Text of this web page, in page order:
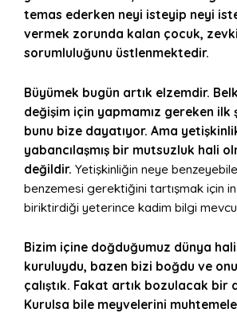
temas ederken neyi isteyip neyi
vermek zorunda kalan çocuk,
sorumluluğunu üstlenmektedir.
Büyümek bugün artık elzemdir.
değişim için yapmamız gereken ilk
bunu bize dayatıyor. Ama
yabancılaşmış bir mutsuzluk hali
değildir. Yetişkinliğin neye
benzemesi gerektiğini tartışmak için
biriktirdiği yeterince kadim bilgi
Bizim içine doğduğumuz dünya
kuruluydu, bazen bizi boğdu ve
çalıştık. Fakat artık bozulacak bir
Kurulsa bile meyvelerini